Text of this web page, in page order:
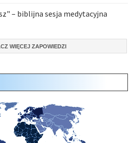
– biblijna sesja medytacyjna
WIĘCEJ ZAPOWIEDZI